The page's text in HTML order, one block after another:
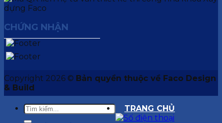
CHỨNG NHẬN
Copyright 2026 © Bản quyền thuộc về Faco Design
& Build
TRANG CHỦ